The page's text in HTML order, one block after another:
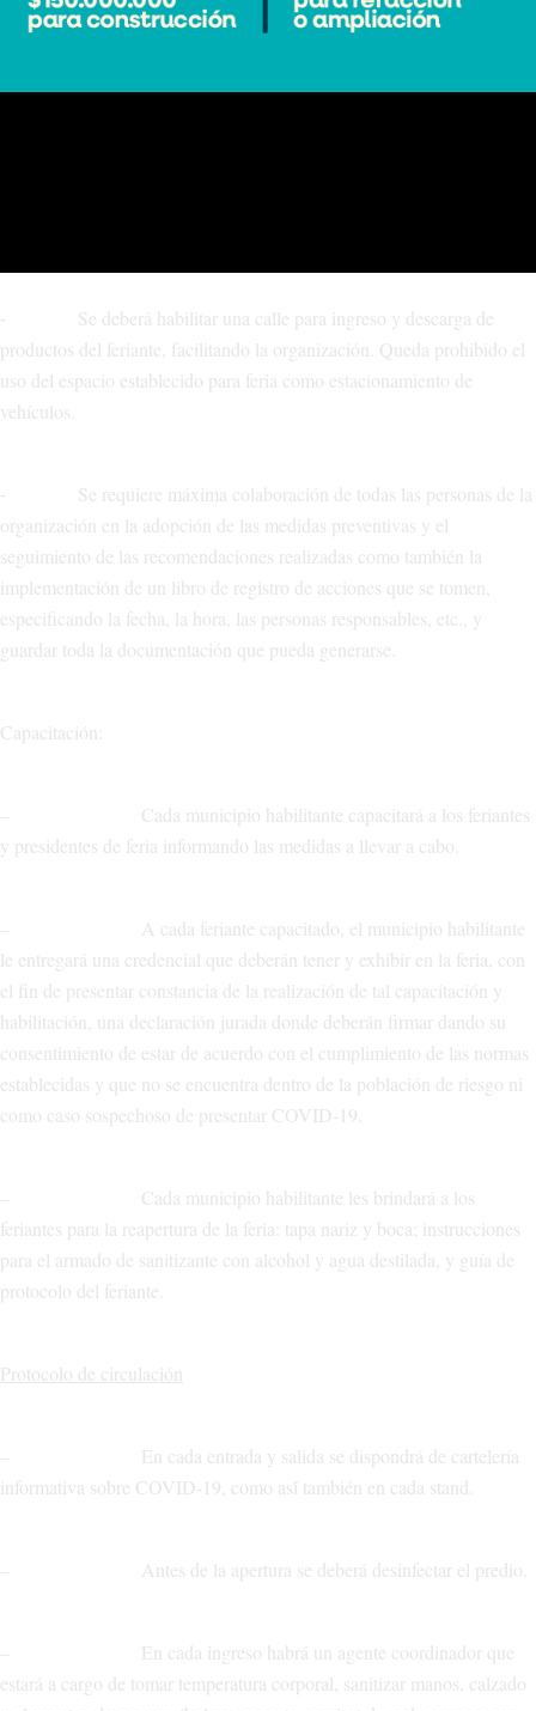
⁃ Se deberá habilitar una calle para ingreso y descarga de
productos del feriante, facilitando la organización. Queda prohibido el
uso del espacio establecido para feria como estacionamiento de
vehículos.
⁃ Se requiere máxima colaboración de todas las personas de la
organización en la adopción de las medidas preventivas y el
seguimiento de las recomendaciones realizadas como también la
implementación de un libro de registro de acciones que se tomen,
especificando la fecha, la hora, las personas responsables, etc., y
guardar toda la documentación que pueda generarse.
Capacitación:
– Cada municipio habilitante capacitará a los feriantes
y presidentes de feria informando las medidas a llevar a cabo.
– A cada feriante capacitado, el municipio habilitante
le entregará una credencial que deberán tener y exhibir en la feria, con
el fin de presentar constancia de la realización de tal capacitación y
habilitación, una declaración jurada donde deberán firmar dando su
consentimiento de estar de acuerdo con el cumplimiento de las normas
establecidas y que no se encuentra dentro de la población de riesgo ni
como caso sospechoso de presentar COVID-19.
– Cada municipio habilitante les brindará a los
feriantes para la reapertura de la feria: tapa nariz y boca; instrucciones
para el armado de sanitizante con alcohol y agua destilada, y guía de
protocolo del feriante.
Protocolo de circulación
– En cada entrada y salida se dispondrá de cartelería
informativa sobre COVID-19, como así́ también en cada stand.
– Antes de la apertura se deberá desinfectar el predio.
– En cada ingreso habrá un agente coordinador que
estará a cargo de tomar temperatura corporal, sanitizar manos, calzado